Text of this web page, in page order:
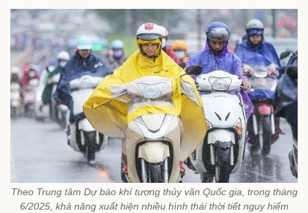
Theo Trung tâm Dự báo khí tượng thủy văn Quốc gia, trong tháng
6/2025, khả năng xuất hiện nhiều hình thái thời tiết nguy hiểm